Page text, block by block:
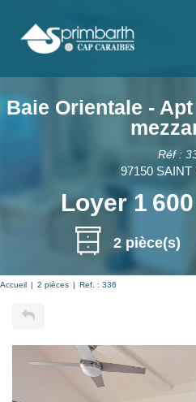
Baie Orientale -
Réf :
97150 SAINT
Loyer 1
2 pièce(s)
Accueil 2 pièces Ref. : 336